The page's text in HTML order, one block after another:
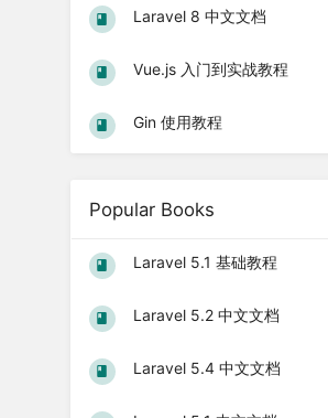
Laravel 8 中文文档
Vue.js 入门到实战教程
Gin 使用教程
Popular Books
Laravel 5.1 基础教程
Laravel 5.2 中文文档
Laravel 5.4 中文文档